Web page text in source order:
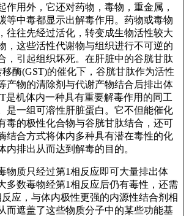
作用外，它还对药物，毒物，重金属，
等中毒都显示出解毒作用。药物或毒物
往往先经过活化，转变成生物活性较大
，这些活性代谢物与组织进行不可逆的
，引起组织坏死。在肝脏中的谷胱甘肽
移酶(GST)的催化下，谷胱甘肽作为活性
产物的清除剂与代谢产物结合后排出体
是机体内一种具有重要解毒作用的同工
是一组可溶性肝脏蛋白。它不但能催化
毒的极性化合物与谷胱甘肽结合，还可
结合方式将体内多种具有潜在毒性的化
内排出从而达到解毒的目的。
物质只经过第1相反应即可大量排出体
多数毒物经第1相反应后仍有毒性，还需
应，与体内极性更强的内源性结合剂相
而遮盖了这些物质分子中的某些功能基